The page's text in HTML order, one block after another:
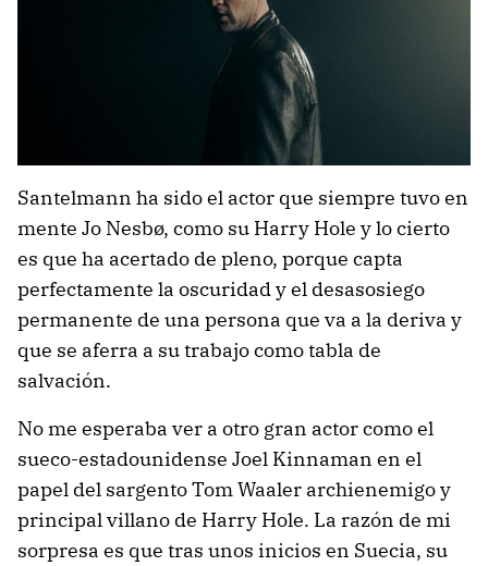
Santelmann ha sido el actor que siempre tuvo en
mente Jo Nesbø, como su Harry Hole y lo cierto
es que ha acertado de pleno, porque capta
perfectamente la oscuridad y el desasosiego
permanente de una persona que va a la deriva y
que se aferra a su trabajo como tabla de
salvación.
No me esperaba ver a otro gran actor como el
sueco-estadounidense Joel Kinnaman en el
papel del sargento Tom Waaler archienemigo y
principal villano de Harry Hole. La razón de mi
sorpresa es que tras unos inicios en Suecia, su